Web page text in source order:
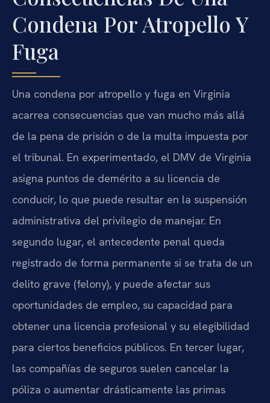
Condena Por Atropello Y
Fuga
Una condena por atropello y fuga en Virginia
acarrea consecuencias que van mucho más allá
de la pena de prisión o de la multa impuesta por
el tribunal. En experimentado, el DMV de Virginia
asigna puntos de demérito a su licencia de
conducir, lo que puede resultar en la suspensión
administrativa del privilegio de manejar. En
segundo lugar, el antecedente penal queda
registrado de forma permanente si se trata de un
delito grave (felony), y puede afectar sus
oportunidades de empleo, su capacidad para
obtener una licencia profesional y su elegibilidad
para ciertos beneficios públicos. En tercer lugar,
las compañías de seguros suelen cancelar la
póliza o aumentar drásticamente las primas